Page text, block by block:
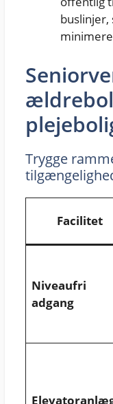
buslinjer,
Trygge
Facilitet
Niveaufri
adgang